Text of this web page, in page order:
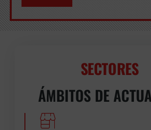
SECTORES
ÁMBITOS DE